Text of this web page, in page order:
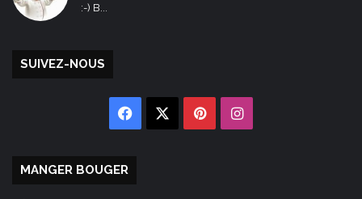
:-) B...
SUIVEZ-NOUS
Facebook PinterestInstagram
MANGER BOUGER